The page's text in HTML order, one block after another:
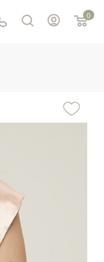
0